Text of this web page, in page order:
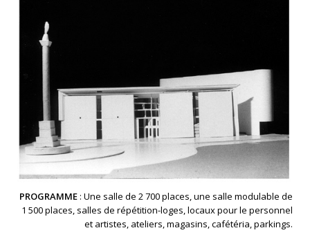
PROGRAMME : Une salle de 2 700 places, une salle modulable de
1 500 places, salles de répétition-loges, locaux pour le personnel
et artistes, ateliers, magasins, cafétéria, parkings.